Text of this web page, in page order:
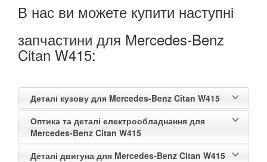
SUZUKI keyboard_arrow_down
TESLA
VOLKSWAGEN keyboard_arrow_down
VOLVO keyboard_arrow_down
В наявності! keyboard_arrow_down
В нас ви можете купити наступні
запчастини для Mercedes-Benz
Citan W415:
Деталі кузову для Mercedes-Benz Citan W415
Оптика та деталі електрообладнання для
Mercedes-Benz Citan W415
Деталі двигуна для Mercedes-Benz Citan W415